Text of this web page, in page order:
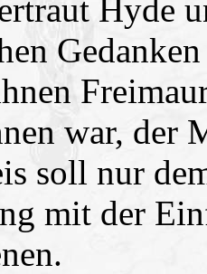
Hyde
war, der
soll nur
mit der